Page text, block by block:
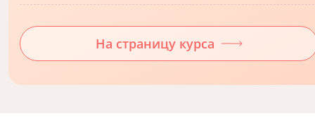
На страницу курса